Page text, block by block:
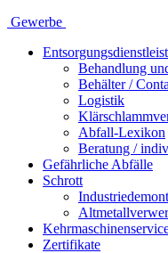
Gewerbe
Behandlung
Behälter /
Logistik
Abfall-Lexikon
Beratung /
Gefährliche Abfälle
Schrott
Zertifikate